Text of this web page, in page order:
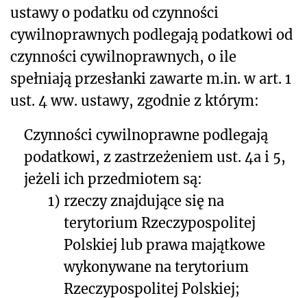
ustawy o podatku od czynności
cywilnoprawnych podlegają podatkowi od
czynności cywilnoprawnych, o ile
spełniają przesłanki zawarte m.in. w art. 1
ust. 4 ww. ustawy, zgodnie z którym:
Czynności cywilnoprawne podlegają
podatkowi, z zastrzeżeniem ust. 4a i 5,
jeżeli ich przedmiotem są:
1) rzeczy znajdujące się na
terytorium Rzeczypospolitej
Polskiej lub prawa majątkowe
wykonywane na terytorium
Rzeczypospolitej Polskiej;